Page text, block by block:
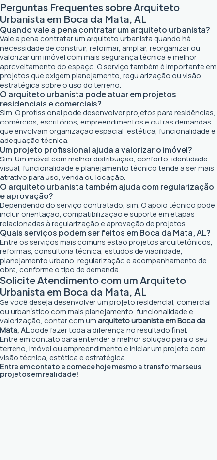
Perguntas Frequentes sobre Arquiteto
Urbanista em Boca da Mata, AL
Quando vale a pena contratar um arquiteto urbanista?
Vale a pena contratar um arquiteto urbanista quando há
necessidade de construir, reformar, ampliar, reorganizar ou
valorizar um imóvel com mais segurança técnica e melhor
aproveitamento do espaço. O serviço também é importante em
projetos que exigem planejamento, regularização ou visão
estratégica sobre o uso do terreno.
O arquiteto urbanista pode atuar em projetos
residenciais e comerciais?
Sim. O profissional pode desenvolver projetos para residências,
comércios, escritórios, empreendimentos e outras demandas
que envolvam organização espacial, estética, funcionalidade e
adequação técnica.
Um projeto profissional ajuda a valorizar o imóvel?
Sim. Um imóvel com melhor distribuição, conforto, identidade
visual, funcionalidade e planejamento técnico tende a ser mais
atrativo para uso, venda ou locação.
O arquiteto urbanista também ajuda com regularização
e aprovação?
Dependendo do serviço contratado, sim. O apoio técnico pode
incluir orientação, compatibilização e suporte em etapas
relacionadas à regularização e aprovação de projetos.
Quais serviços podem ser feitos em Boca da Mata, AL?
Entre os serviços mais comuns estão projetos arquitetônicos,
reformas, consultoria técnica, estudos de viabilidade,
planejamento urbano, regularização e acompanhamento de
obra, conforme o tipo de demanda.
Solicite Atendimento com um Arquiteto
Urbanista em Boca da Mata, AL
Se você deseja desenvolver um projeto residencial, comercial
ou urbanístico com mais planejamento, funcionalidade e
valorização, contar com umarquiteto urbanista em Boca da
Mata, ALpode fazer toda a diferença no resultado final.
Entre em contato para entender a melhor solução para o seu
terreno, imóvel ou empreendimento e iniciar um projeto com
visão técnica, estética e estratégica.
Entre em contato e comece hoje mesmo a transformar seus
projetos em realidade!